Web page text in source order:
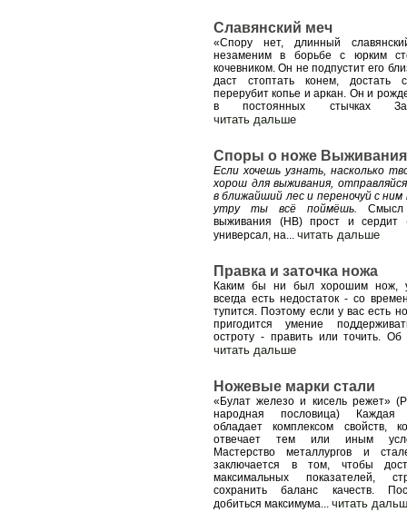
Славянский меч
«Спору нет, длинный
незаменим в борьбе с юрким
кочевником. Он не подпустит его
даст стоптать конем, достать
перерубит копье и аркан. Он и
в постоянных стычках
читать дальше
Споры о ноже Выживания
Если хочешь узнать, насколько
хорош для выживания,
в ближайший лес и переночуй с
утру ты всё поймёшь.
выживания (НВ) прост и сердит
универсал, на... читать дальше
Правка и заточка ножа
Каким бы ни был хорошим нож,
всегда есть недостаток - со
тупится. Поэтому если у вас есть
пригодится умение
остроту - править или точить. Об
читать дальше
Ножевые марки стали
«Булат железо и кисель режет»
народная пословица) Каждая
обладает комплексом свойств,
отвечает тем или иным
Мастерство металлургов и
заключается в том, чтобы
максимальных показателей,
сохранить баланс качеств.
добиться максимума... читать